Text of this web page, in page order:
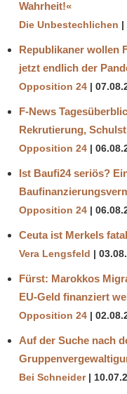
Wahrheit!«
Die Unbestechlichen
Republikaner wollen
jetzt endlich der
Opposition 24
F-News
Rekrutierung,
Opposition 24
Ist Baufi24 seriös?
Opposition 24
Ceuta ist Merkels
Vera Lengsfeld
Fürst: Marokkos
EU-Geld finanziert
Opposition 24
Auf der Suche nach
Bei Schneider